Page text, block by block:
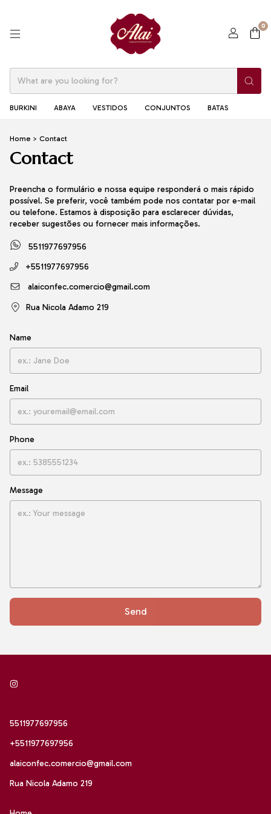
0
BURKINI ABAYA VESTIDOS CONJUNTOS BATAS
Home > Contact
Contact
Preencha o formulário e nossa equipe responderá o mais rápido
possível. Se preferir, você também pode nos contatar por e-mail
ou telefone. Estamos à disposição para esclarecer dúvidas,
receber sugestões ou fornecer mais informações.
5511977697956
+5511977697956
alaiconfec.comercio@gmail.com
Rua Nicola Adamo 219
Name
Email
Phone
Message
Send
5511977697956
+5511977697956
alaiconfec.comercio@gmail.com
Rua Nicola Adamo 219